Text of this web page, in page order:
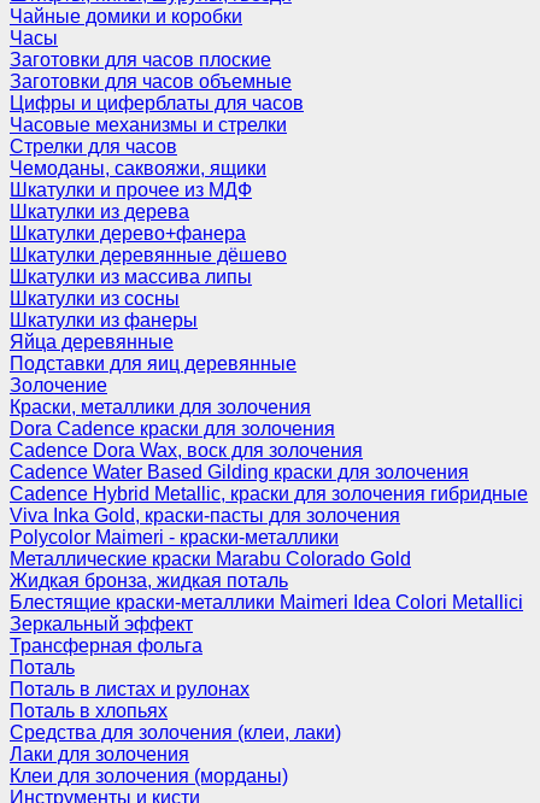
Чайные домики и коробки
Часы
Заготовки для часов плоские
Заготовки для часов объемные
Цифры и циферблаты для часов
Часовые механизмы и стрелки
Стрелки для часов
Чемоданы, саквояжи, ящики
Шкатулки и прочее из МДФ
Шкатулки из дерева
Шкатулки дерево+фанера
Шкатулки деревянные дёшево
Шкатулки из массива липы
Шкатулки из сосны
Шкатулки из фанеры
Яйца деревянные
Подставки для яиц деревянные
Золочение
Краски, металлики для золочения
Dora Cadence краски для золочения
Cadence Dora Wax, воск для золочения
Cadence Water Based Gilding краски для золочения
Cadence Hybrid Metallic, краски для золочения гибридные
Viva Inka Gold, краски-пасты для золочения
Polycolor Maimeri - краски-металлики
Металлические краски Marabu Colorado Gold
Жидкая бронза, жидкая поталь
Блестящие краски-металлики Maimeri Idea Colori Metallici
Зеркальный эффект
Трансферная фольга
Поталь
Поталь в листах и рулонах
Поталь в хлопьях
Средства для золочения (клеи, лаки)
Лаки для золочения
Клеи для золочения (морданы)
Инструменты и кисти